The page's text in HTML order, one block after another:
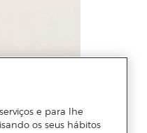
e para lhe
os seus hábitos